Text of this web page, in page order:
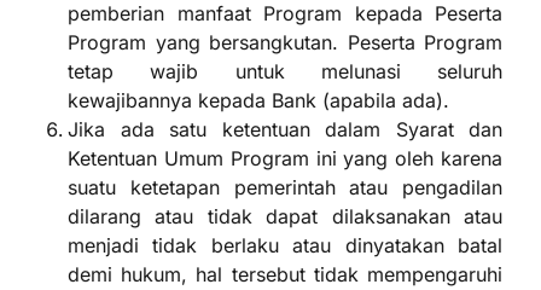
pemberian manfaat Program kepada Peserta
Program yang bersangkutan. Peserta Program
tetap wajib untuk melunasi seluruh
kewajibannya kepada Bank (apabila ada).
Jika ada satu ketentuan dalam Syarat dan
Ketentuan Umum Program ini yang oleh karena
suatu ketetapan pemerintah atau pengadilan
dilarang atau tidak dapat dilaksanakan atau
menjadi tidak berlaku atau dinyatakan batal
demi hukum, hal tersebut tidak mempengaruhi